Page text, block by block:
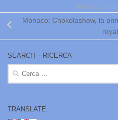
ARTICOLO
Monaco: Chokolashow, la
SEARCH – RICERCA
Ricerca
TRANSLATE: